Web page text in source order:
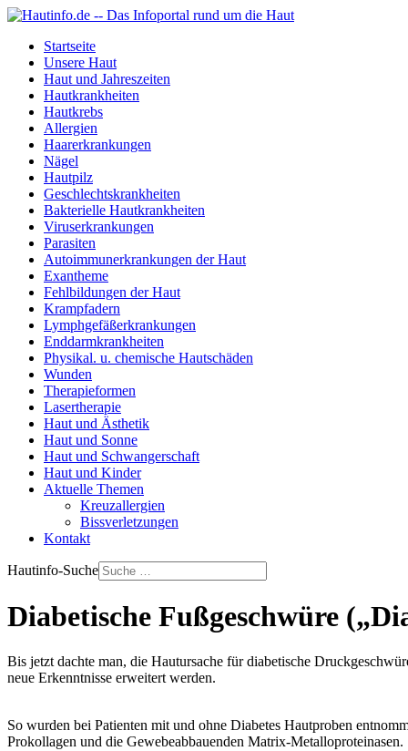
Startseite
Unsere Haut
Haut und Jahreszeiten
Hautkrankheiten
Hautkrebs
Allergien
Haarerkrankungen
Nägel
Hautpilz
Geschlechtskrankheiten
Bakterielle Hautkrankheiten
Viruserkrankungen
Parasiten
Autoimmunerkrankungen der Haut
Exantheme
Fehlbildungen der Haut
Krampfadern
Lymphgefäßerkrankungen
Enddarmkrankheiten
Physikal. u. chemische Hautschäden
Wunden
Therapieformen
Lasertherapie
Haut und Ästhetik
Haut und Sonne
Haut und Schwangerschaft
Haut und Kinder
Aktuelle Themen
Kreuzallergien
Bissverletzungen
Kontakt
Hautinfo-Suche
Diabetische Fußgeschwüre
Bis jetzt dachte man, die Hautursache für diabetische
neue Erkenntnisse erweitert werden.
So wurden bei Patienten mit und ohne Diabetes Hautproben
Prokollagen und die Gewebeabbauenden Matrix-Metalloproteinasen.